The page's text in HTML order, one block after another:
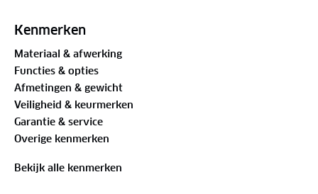
graden draaiende wielen. Binnenin vind je een
tussenschot met mesh ritsvak en gekruiste
pakbanden, zodat je bagage op z’n plek blijft. De
telescoop trekstang heeft meerdere standen voor
prettig vervoer. Voor vertrek is het raadzaam om bij
je luchtvaartmaatschappij te informeren over de
regels en beperkingen voor
Kenmerken
Materiaal & afwerking
Functies & opties
Afmetingen & gewicht
Veiligheid & keurmerken
Garantie & service
Overige kenmerken
Bekijk alle kenmerken